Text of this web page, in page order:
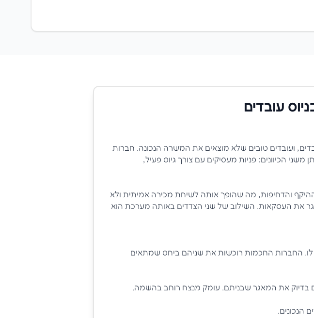
ניוס עובדים
ועובדים טובים שלא מוצאים את המשרה הנכונה. חברות
הכיוונים: פניות מעסיקים עם צורך גיוס פעיל,
והדחיפות, מה שהופך אותה לשיחת מכירה אמיתית ולא
את העסקאות. השילוב של שני הצדדים באותה מערכת הוא
לו. החברות החכמות רוכשות את שניהם ביחס שמתאים
בדיוק את המאגר שבניתם. עומק מנצח רוחב בהשמה.
הנכונים.